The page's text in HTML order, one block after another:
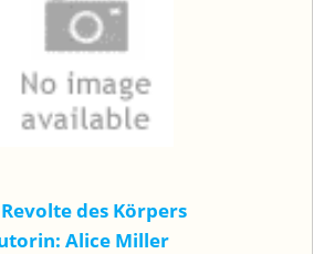
des Körpers
Alice Miller